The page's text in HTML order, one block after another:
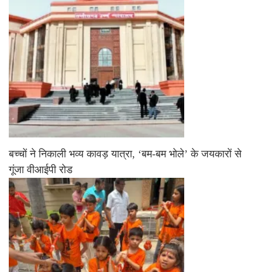
बच्चों ने निकाली भव्य कावड़ यात्रा, ‘बम-बम भोले’ के जयकारों से
गूंजा वीआईपी रोड